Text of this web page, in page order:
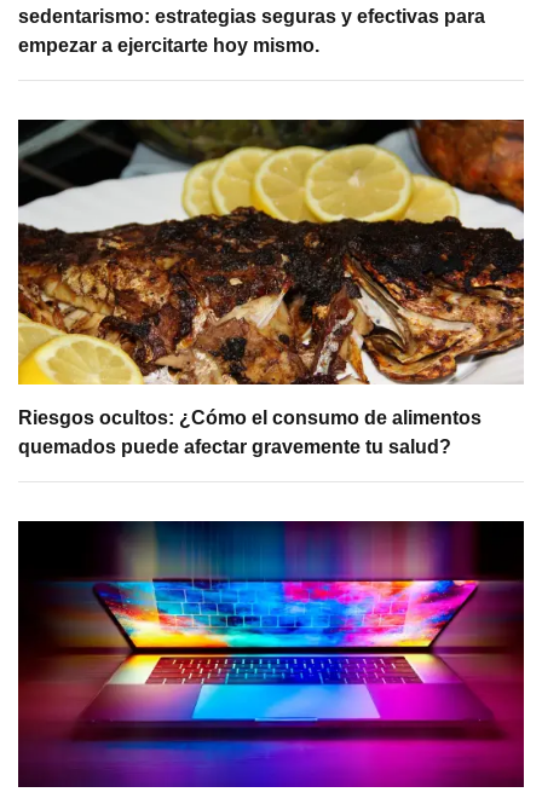
sedentarismo: estrategias seguras y efectivas para
empezar a ejercitarte hoy mismo.
Riesgos ocultos: ¿Cómo el consumo de alimentos
quemados puede afectar gravemente tu salud?